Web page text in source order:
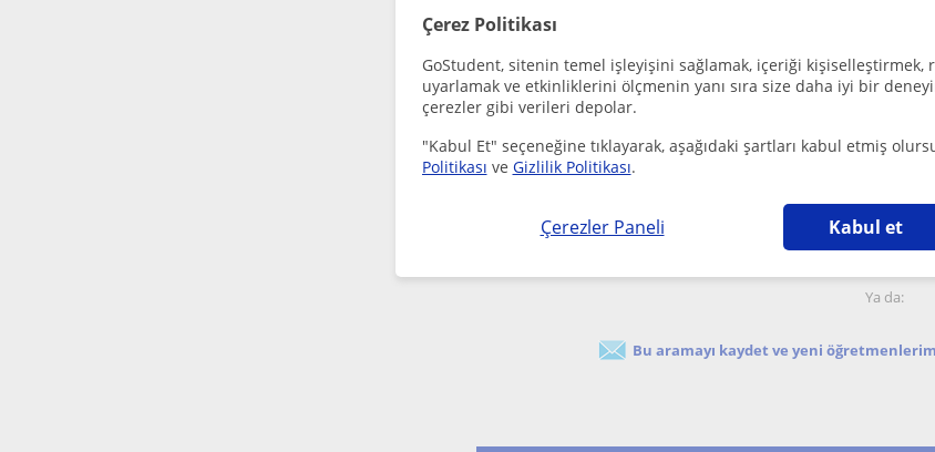
Çerez Politikası
GoStudent, sitenin temel işleyişini sağlamak, içeriği kişiselleştirmek,
uyarlamak ve etkinliklerini ölçmenin yanı sıra size daha iyi bir
çerezler gibi verileri depolar.
"Kabul Et" seçeneğine tıklayarak, aşağıdaki şartları kabul etmiş
Politikası ve Gizlilik Politikası.
Çerezler Paneli Kabul et
Resim alanında kendini geliştirmek
Eskisehir Sehri Resim
mezun olduktan sonra öğretmenlik için
Öğretmenlerin seninle iletişime
Ya da:
Bu aramayı kaydet ve yeni